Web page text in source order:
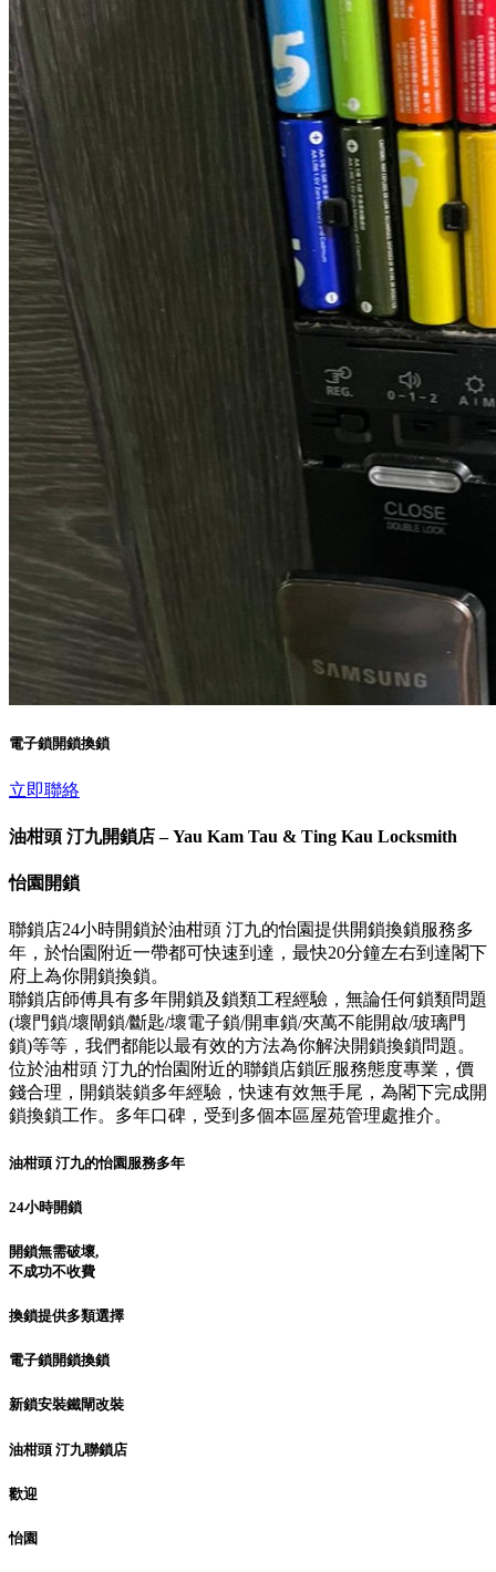
電子鎖開鎖換鎖
立即聯絡
油柑頭 汀九開鎖店 – Yau Kam Tau & Ting Kau Locksmith
怡園開鎖
聯鎖店24小時開鎖於油柑頭 汀九的怡園提供開鎖換鎖服務多
年，於怡園附近一帶都可快速到達，最快20分鐘左右到達閣下
府上為你開鎖換鎖。
聯鎖店師傅具有多年開鎖及鎖類工程經驗，無論任何鎖類問題
(壞門鎖/壞閘鎖/斷匙/壞電子鎖/開車鎖/夾萬不能開啟/玻璃門
鎖)等等，我們都能以最有效的方法為你解決開鎖換鎖問題。
位於油柑頭 汀九的怡園附近的聯鎖店鎖匠服務態度專業，價
錢合理，開鎖裝鎖多年經驗，快速有效無手尾，為閣下完成開
鎖換鎖工作。多年口碑，受到多個本區屋苑管理處推介。
油柑頭 汀九的怡園服務多年
24小時開鎖
開鎖無需破壞,
不成功不收費
換鎖提供多類選擇
電子鎖開鎖換鎖
新鎖安裝鐵閘改裝
油柑頭 汀九聯鎖店
歡迎
怡園